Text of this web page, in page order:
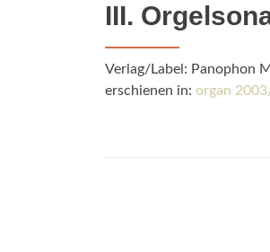
III.
Verlag/Label: Panophon
erschienen in: organ